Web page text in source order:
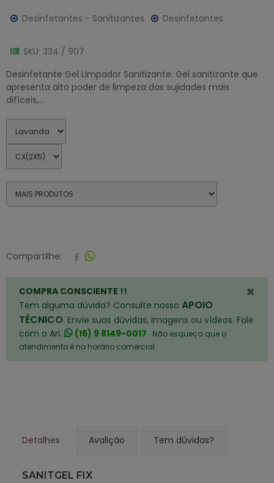
Desinfetantes - Sanitizantes Desinfetantes
SKU: 334 / 907
Desinfetante Gel Limpador Sanitizante. Gel sanitizante que
apresenta alto poder de limpeza das sujidades mais
difíceis,...
Compartilhe:
×
COMPRA CONSCIENTE !!
Tem alguma dúvida? Consulte nosso APOIO
TÉCNICO. Envie suas dúvidas, imagens ou vídeos. Fale
com o Ari.
(16) 9 8149-0017
Não esqueça que o
atendimento é no horário comercial.
Detalhes Avalição Tem dúvidas?
SANITGEL FIX